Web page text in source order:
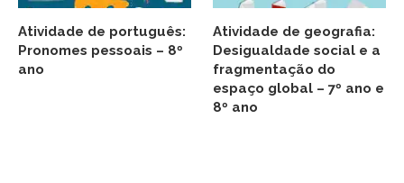
Atividade de português:
Pronomes pessoais – 8º
ano
Atividade de geografia:
Desigualdade social e a
fragmentação do
espaço global – 7º ano e
8º ano